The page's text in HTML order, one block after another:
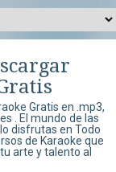
Gratis en .mp3,
. El mundo de las
disfrutas en Todo
de Karaoke que
arte y talento al